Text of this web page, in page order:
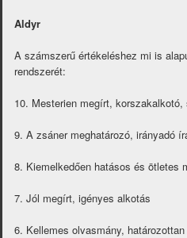
Aldyr
A számszerű értékeléshez mi is
rendszerét:
10. Mesterien megírt,
9. A zsáner meghatározó, irányadó
8. Kiemelkedően hatásos és ötletes
7. Jól megírt, igényes alkotás
6. Kellemes olvasmány,